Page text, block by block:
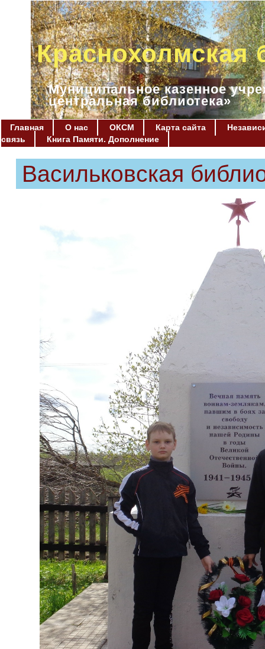
Краснохолмская
Муниципальное казенное
центральная библиотека»
Главная О нас ОКСМ Карта сайта
связь
Книга Памяти. Дополнение
Васильковская